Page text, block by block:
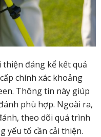
thiện đáng kể kết quả
chính xác khoảng
Thông tin này giúp
phù hợp. Ngoài ra,
theo dõi quá trình
yếu tố cần cải thiện.